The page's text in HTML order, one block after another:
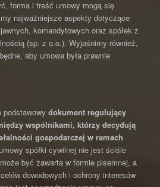
forma i treść umowy mogą się
najważniejsze aspekty dotyczące
komandytowych oraz spółek z
(sp. z o.o.). Wyjaśnimy również,
aby umowa była prawnie
podstawowy dokument regulujący
wspólnikami, którzy decydują
gospodarczej w ramach
spółki cywilnej nie jest ściśle
być zawarta w formie pisemnej, a
dowodowych i ochrony interesów